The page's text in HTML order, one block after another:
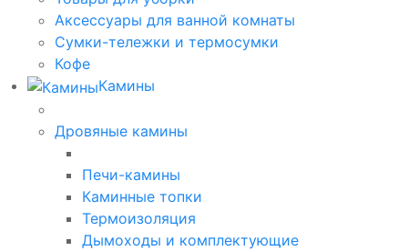
Аксессуары для ванной комнаты
Сумки-тележки и термосумки
Кофе
Камины
Дровяные камины
Печи-камины
Каминные топки
Термоизоляция
Дымоходы и комплектующие